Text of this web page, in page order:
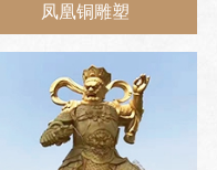
凤凰铜雕塑